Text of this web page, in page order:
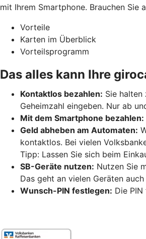
mit Ihrem Smartphone. Brauchen Sie
Vorteile
Karten im Überblick
Vorteilsprogramm
Das alles kann Ihre
Kontaktlos bezahlen: Sie
Geheimzahl eingeben. Nur ab
Mit dem Smartphone bezahlen:
Geld abheben am Automaten:
kontaktlos. Bei vielen
Tipp: Lassen Sie sich beim
SB-Geräte nutzen: Nutzen Sie
Das geht an vielen Geräten
Wunsch-PIN festlegen: Die